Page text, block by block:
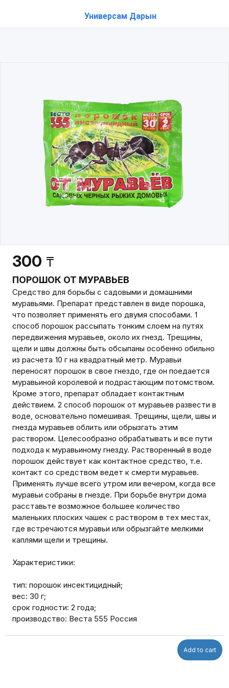
Универсам Дарын
300 ₸
ПОРОШОК ОТ МУРАВЬЕВ
Средство для борьбы с садовыми и домашними
муравьями. Препарат представлен в виде порошка,
что позволяет применять его двумя способами. 1
способ порошок рассыпать тонким слоем на путях
передвижения муравьев, около их гнезд. Трещины,
щели и швы должны быть обсыпаны особенно обильно
из расчета 10 г на квадратный метр. Муравьи
переносят порошок в свое гнездо, где он поедается
муравьиной королевой и подрастающим потомством.
Кроме этого, препарат обладает контактным
действием. 2 способ порошок от муравьев развести в
воде, основательно помешивая. Трещины, щели, швы и
гнезда муравьев облить или обрызгать этим
раствором. Целесообразно обрабатывать и все пути
подхода к муравьиному гнезду. Растворенный в воде
порошок действует как контактное средство, т.е.
контакт со средством ведет к смерти муравьев.
Применять лучше всего утром или вечером, когда все
муравьи собраны в гнезде. При борьбе внутри дома
расставьте возможное большее количество
маленьких плоских чашек с раствором в тех местах,
где встречаются муравьи или обрызгайте мелкими
каплями щели и трещины.
Характеристики:
тип: порошок инсектицидный;
вес: 30 г;
срок годности: 2 года;
производство: Веста 555 Россия
Add to cart